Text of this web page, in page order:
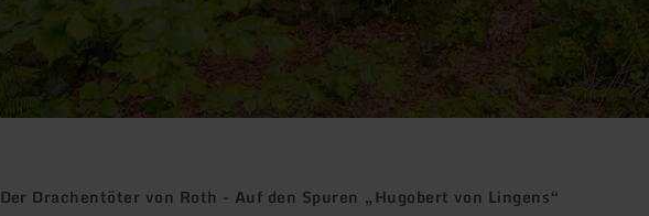
Der Drachentöter von Roth - Auf den Spuren „Hugobert von Lingens“